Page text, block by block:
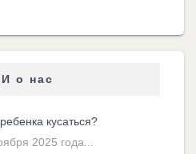
о нас
кусаться?
2025 года...